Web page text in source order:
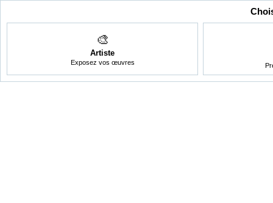
🎨
Artiste
Exposez vos œuvres